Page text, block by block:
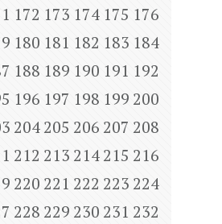
172 173 174 175 176
180 181 182 183 184
188 189 190 191 192
196 197 198 199 200
204205 206 207 208
212 213 214215 216
220 221 222 223 224
228 229 230 231 232